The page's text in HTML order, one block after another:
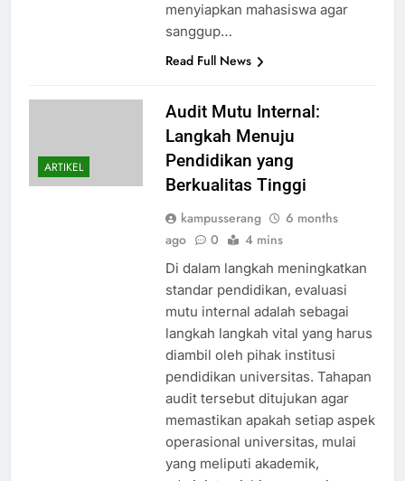
menyiapkan mahasiswa agar
sanggup…
Read Full News
ARTIKEL
Audit Mutu Internal:
Langkah Menuju
Pendidikan yang
Berkualitas Tinggi
kampusserang
6 months
ago
0 4 mins
Di dalam langkah meningkatkan
standar pendidikan, evaluasi
mutu internal adalah sebagai
langkah langkah vital yang harus
diambil oleh pihak institusi
pendidikan universitas. Tahapan
audit tersebut ditujukan agar
memastikan apakah setiap aspek
operasional universitas, mulai
yang meliputi akademik,